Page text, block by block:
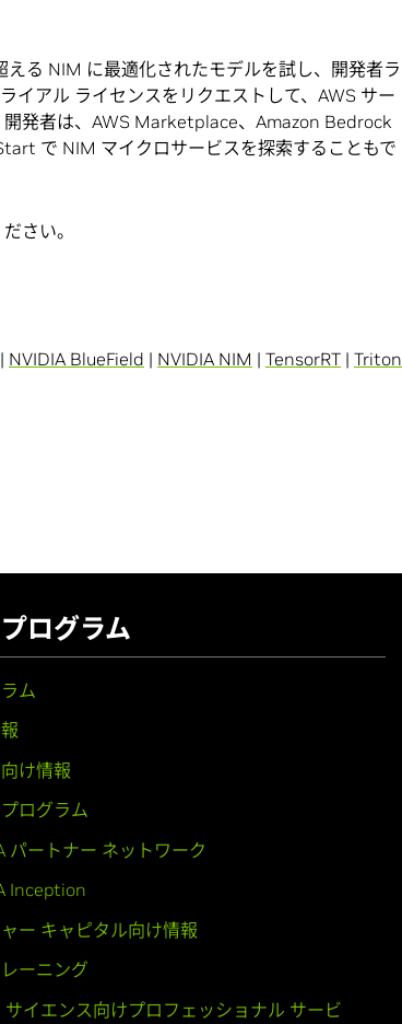
る NIM に最適化されたモデルを試し、開発者ラ
イアル ライセンスをリクエストして、AWS サー
発者は、AWS Marketplace、Amazon Bedrock
で NIM マイクロサービスを探索することもで
さい。
| NVIDIA BlueField | NVIDIA NIM | TensorRT | Triton
ログラム
ム
け情報
ログラム
パートナー ネットワーク
Inception
ー キャピタル向け情報
ーニング
サイエンス向けプロフェッショナル サービ